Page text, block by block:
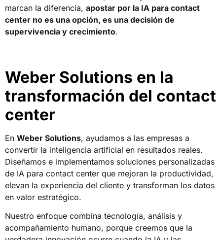
marcan la diferencia, apostar por la IA para contact
center no es una opción, es una decisión de
supervivencia y crecimiento.
Weber Solutions en la
transformación del contact
center
En Weber Solutions, ayudamos a las empresas a
convertir la inteligencia artificial en resultados reales.
Diseñamos e implementamos soluciones personalizadas
de IA para contact center que mejoran la productividad,
elevan la experiencia del cliente y transforman los datos
en valor estratégico.
Nuestro enfoque combina tecnología, análisis y
acompañamiento humano, porque creemos que la